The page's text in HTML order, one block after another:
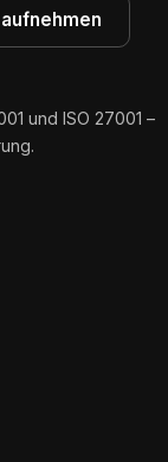
und ISO 27001 –